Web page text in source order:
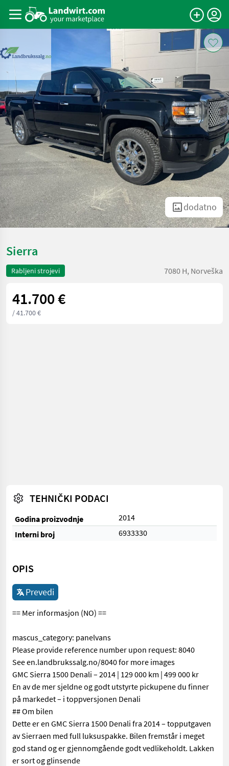
dodatno
Sierra
Rabljeni strojevi 7080 H, Norveška
41.700 €
/ 41.700 €
TEHNIČKI PODACI
Godina proizvodnje
2014
Interni broj
6933330
OPIS
Prevedi
== Mer informasjon (NO) ==
mascus_category: panelvans
Please provide reference number upon request: 8040
See en.landbrukssalg.no/8040 for more images
GMC Sierra 1500 Denali – 2014 | 129 000 km | 499 000 kr
En av de mer sjeldne og godt utstyrte pickupene du finner
på markedet – i toppversjonen Denali
## Om bilen
Dette er en GMC Sierra 1500 Denali fra 2014 – topputgaven
av Sierraen med full luksuspakke. Bilen fremstår i meget
god stand og er gjennomgående godt vedlikeholdt. Lakken
er sort og glinsende